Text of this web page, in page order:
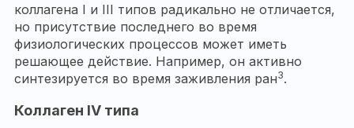
коллагена I и III типов радикально не отличается,
но присутствие последнего во время
физиологических процессов может иметь
решающее действие. Например, он активно
синтезируется во время заживления ран3.
Коллаген IV типа